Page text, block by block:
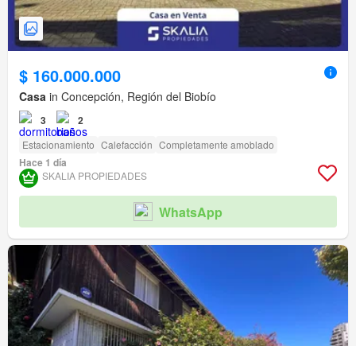
$ 160.000.000
Casa in Concepción, Región del Biobío
3 2
Estacionamiento Calefacción Completamente amoblado
Hace 1 día
SKALIA PROPIEDADES
WhatsApp